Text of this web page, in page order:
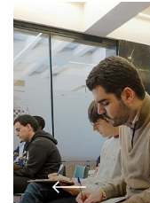
COMPLIANCE
DOCTRINA DE LA
PORTAL DE
RENDICIÓN CUENTAS
PASTORAL
CENTROS SOCIALES
APOSTOLADO SEGLAR
VIDA CONSAGRADA
IMÁGENES
VÍDEOS
AUDIOS